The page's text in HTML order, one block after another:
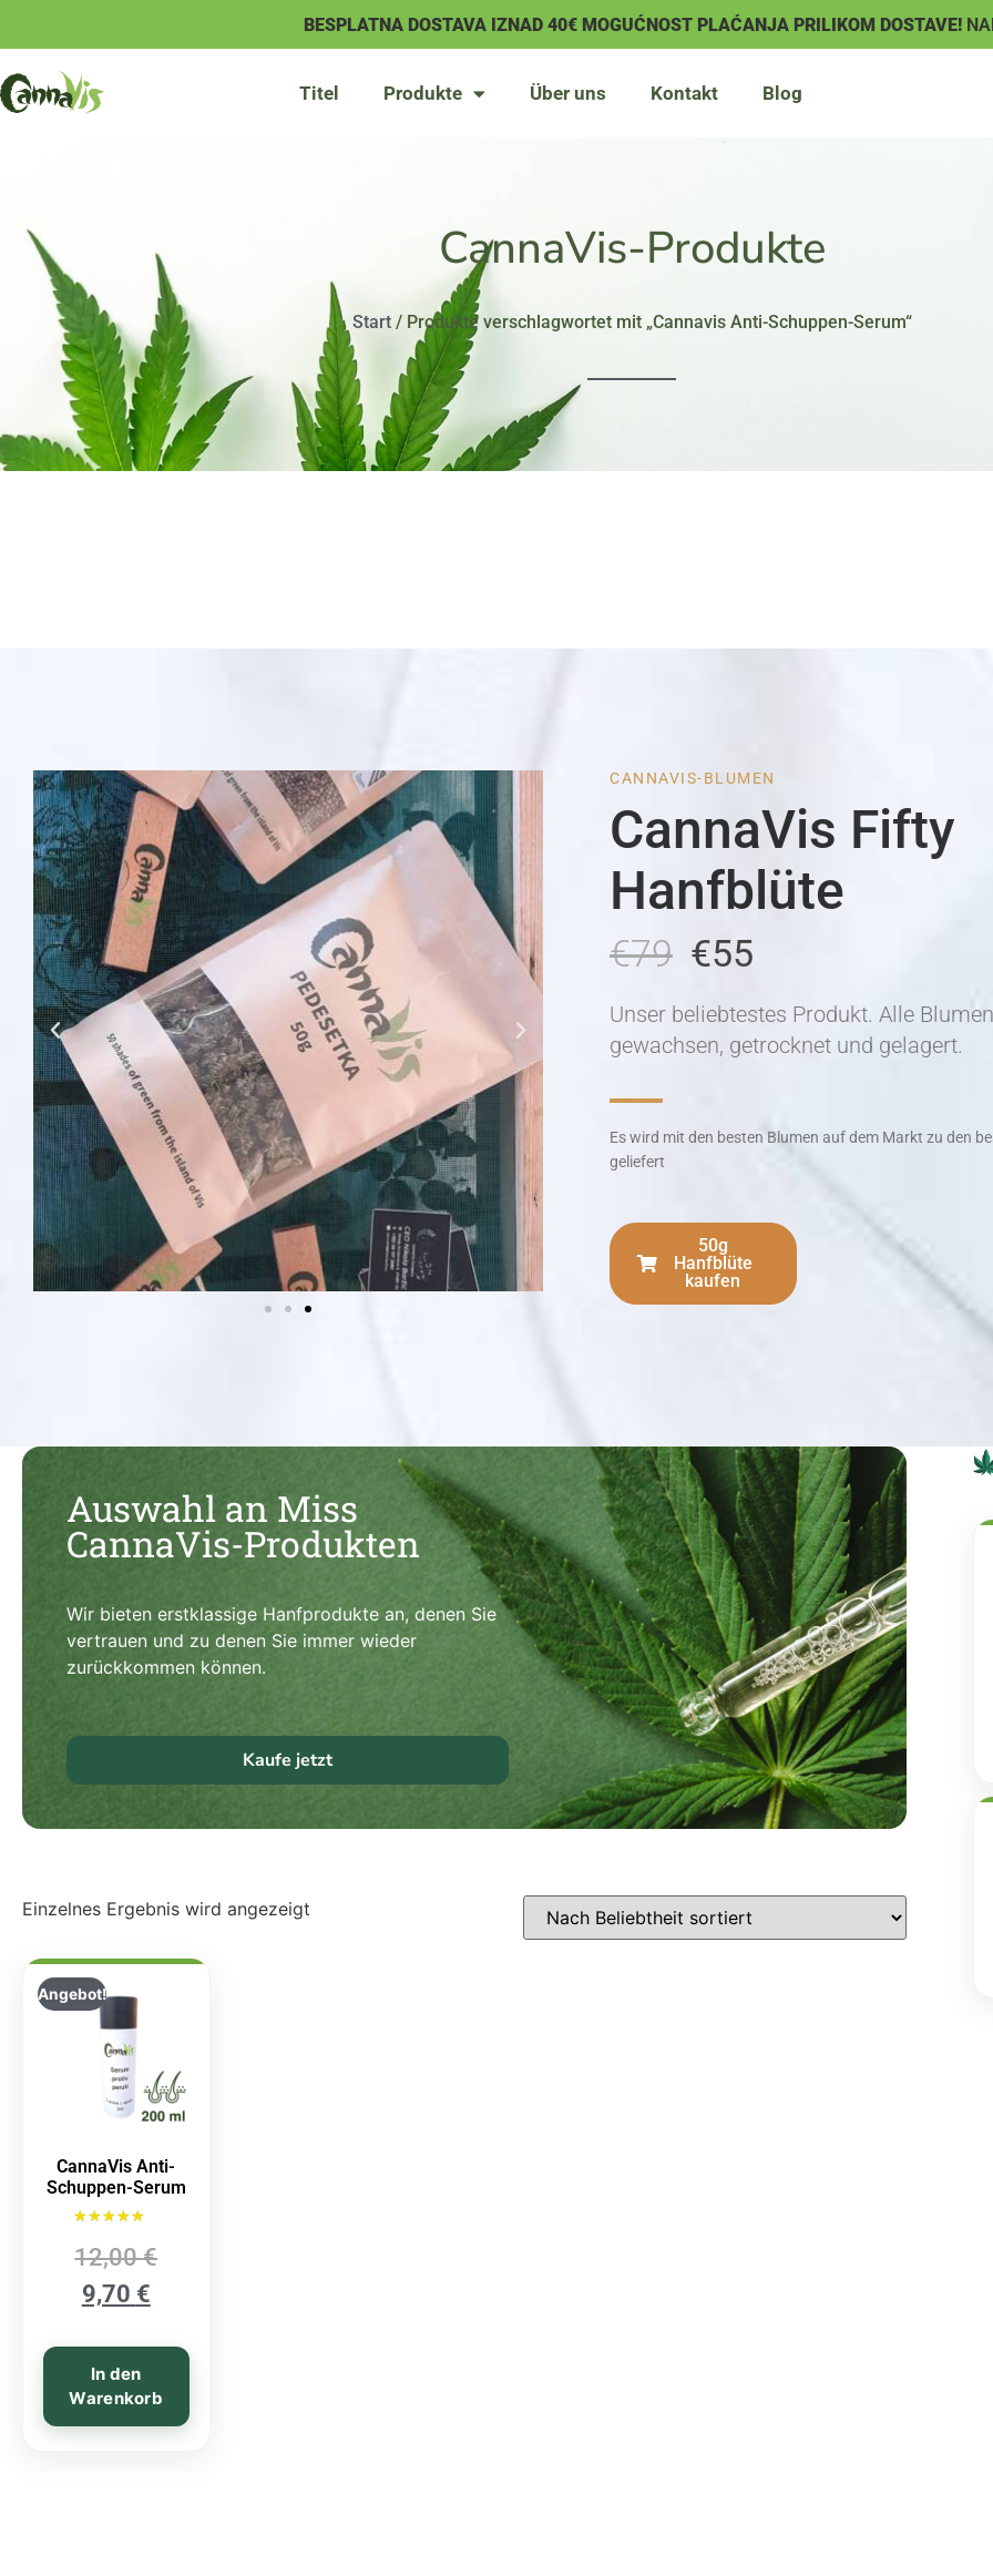
BESPLATNA DOSTAVA IZNAD 40€ MOGUĆNOST PLAĆANJA PRILIKOM DOSTAVE!
Titel Produkte Über uns Kontakt Blog
CannaVis-Produkte
Start/ Produkte verschlagwortet mit „Cannavis Anti-Schuppen-Serum“
CANNAVIS-BLUMEN
CannaVis Fifty
Hanfblüte
€79 €55
Unser beliebtestes Produkt. Alle
gewachsen, getrocknet und gelagert.
Es wird mit den besten Blumen auf dem Markt zu den
geliefert
50g
Hanfblüte
kaufen
Auswahl an Miss
CannaVis-Produkten
Wir bieten erstklassige Hanfprodukte an, denen Sie
vertrauen und zu denen Sie immer wieder
zurückkommen können.
Kaufe jetzt
Einzelnes Ergebnis wird angezeigt
Angebot!
CannaVis Anti-
Schuppen-Serum
5.00
von 5
12,00€
9,70 €
In den
Warenkorb